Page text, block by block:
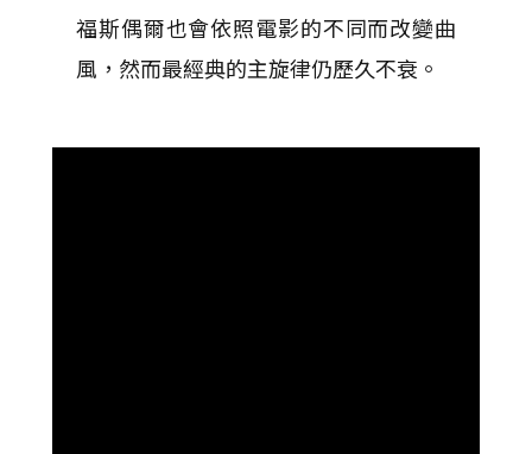
福斯偶爾也會依照電影的不同而改變曲
風，然而最經典的主旋律仍歷久不衰。